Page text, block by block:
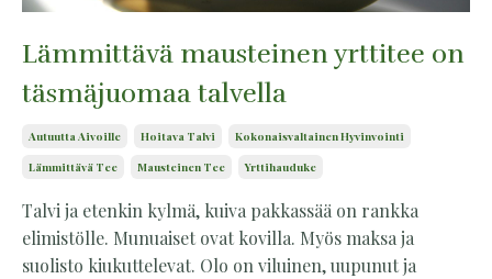
Lämmittävä mausteinen yrttitee on
täsmäjuomaa talvella
Autuutta Aivoille Hoitava Talvi
Kokonaisvaltainen Hyvinvointi
Lämmittävä Tee
Mausteinen Tee Yrttihauduke
Talvi ja etenkin kylmä, kuiva pakkassää on rankka
elimistölle. Munuaiset ovat kovilla. Myös maksa ja
suolisto kiukuttelevat. Olo on viluinen, uupunut ja